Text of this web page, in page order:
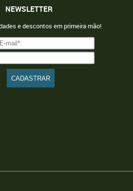
NEWSLETTER
e descontos em primeira mão!